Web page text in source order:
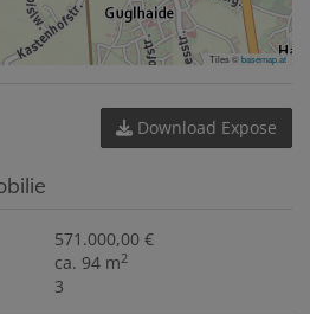
Tiles ©basemap.at
Download Expose
571.000,00 €
ca. 94 m2
3